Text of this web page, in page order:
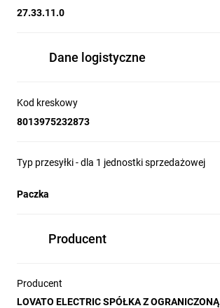
27.33.11.0
Dane logistyczne
Kod kreskowy
8013975232873
Typ przesyłki - dla 1 jednostki sprzedażowej
Paczka
Producent
Producent
LOVATO ELECTRIC SPÓŁKA Z OGRANICZONĄ